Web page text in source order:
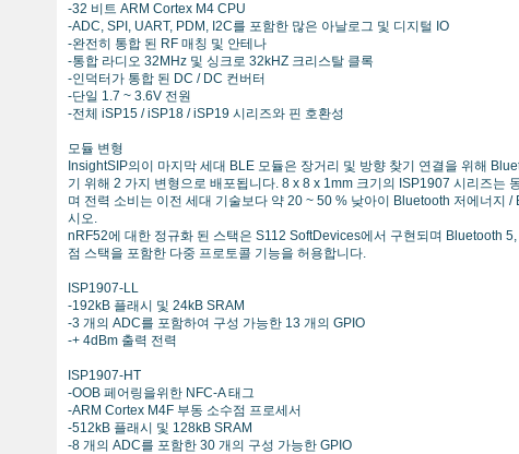
-32 비트 ARM Cortex M4 CPU
-ADC, SPI, UART, PDM, I2C를 포함한 많은 아날로그 및 디지털 IO
-완전히 통합 된 RF 매칭 및 안테나
-통합 라디오 32MHz 및 싱크로 32kHZ 크리스탈 클록
-인덕터가 통합 된 DC / DC 컨버터
-단일 1.7 ~ 3.6V 전원
-전체 iSP15 / iSP18 / iSP19 시리즈와 핀 호환성
모듈 변형
InsightSIP의이 마지막 세대 BLE 모듈은 장거리 및 방향 찾기 연결을 위해
기 위해 2 가지 변형으로 배포됩니다. 8 x 8 x 1mm 크기의 ISP1907 시리즈는
며 전력 소비는 이전 세대 기술보다 약 20 ~ 50 % 낮아이 ​​Bluetooth 저에너지
시오.
nRF52에 대한 정규화 된 스택은 S112 SoftDevices에서 구현되며 Bluetooth
점 스택을 포함한 다중 프로토콜 기능을 허용합니다.
ISP1907-LL
-192kB 플래시 및 24kB SRAM
-3 개의 ADC를 포함하여 구성 가능한 13 개의 GPIO
-+ 4dBm 출력 전력
ISP1907-HT
-OOB 페어링을위한 NFC-A 태그
-ARM Cortex M4F 부동 소수점 프로세서
-512kB 플래시 및 128kB SRAM
-8 개의 ADC를 포함한 30 개의 구성 가능한 GPIO